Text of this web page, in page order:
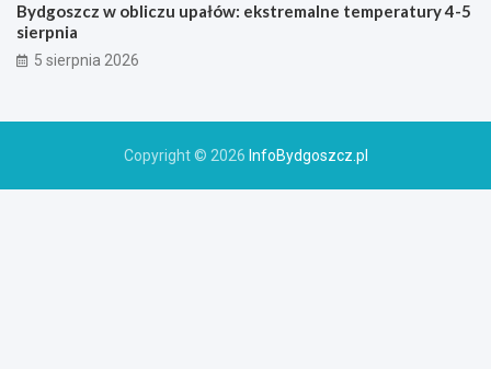
Bydgoszcz w obliczu upałów: ekstremalne temperatury 4-5
sierpnia
5 sierpnia 2026
Copyright © 2026 InfoBydgoszcz.pl